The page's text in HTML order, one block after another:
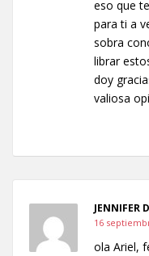
eso que
para ti a
sobra
librar
doy
valiosa
JENNIFER
16
ola Ariel,